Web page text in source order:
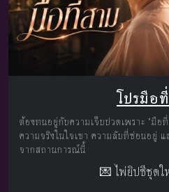
โปรมือ
ต้องทนอยู่กับความเจ็บปวดเพราะ "มื
ความจริงในใจเขา ความลับที่ซ่อนอยู่
จากสถานการณ์นี้
💌 ไพ่ยิปซีชุด